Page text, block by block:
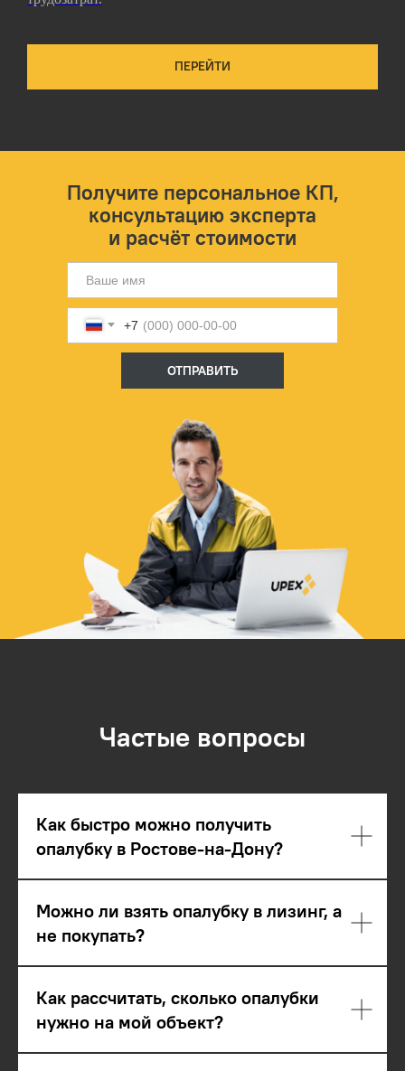
ПЕРЕЙТИ
Получите персональное КП,
консультацию эксперта
и расчёт стоимости
+7
ОТПРАВИТЬ
Частые вопросы
Как быстро можно получить
опалубку в Ростове-на-Дону?
Можно ли взять опалубку в лизинг, а
не покупать?
Как рассчитать, сколько опалубки
нужно на мой объект?